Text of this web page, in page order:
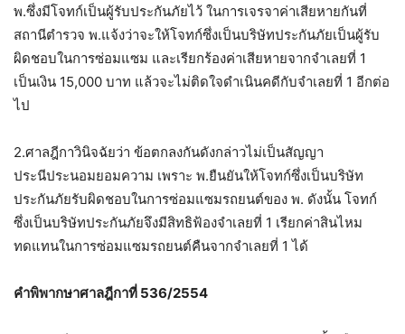
พ.ซึ่งมีโจทก์เป็นผู้รับประกันภัยไว้ ในการเจรจาค่าเสียหายกันที่
สถานีตำรวจ พ.แจ้งว่าจะให้โจทก์ซึ่งเป็นบริษัทประกันภัยเป็นผู้รับ
ผิดชอบในการซ่อมแซม และเรียกร้องค่าเสียหายจากจำเลยที่ 1
เป็นเงิน 15,000 บาท แล้วจะไม่ติดใจดำเนินคดีกับจำเลยที่ 1 อีกต่อ
ไป
2.ศาลฎีกาวินิจฉัยว่า ข้อตกลงกันดังกล่าวไม่เป็นสัญญา
ประนีประนอมยอมความ เพราะ พ.ยืนยันให้โจทก์ซึ่งเป็นบริษัท
ประกันภัยรับผิดชอบในการซ่อมแซมรถยนต์ของ พ. ดังนั้น โจทก์
ซึ่งเป็นบริษัทประกันภัยจึงมีสิทธิฟ้องจำเลยที่ 1 เรียกค่าสินไหม
ทดแทนในการซ่อมแซมรถยนต์คืนจากจำเลยที่ 1 ได้
คำพิพากษาศาลฎีกาที่ 536/2554